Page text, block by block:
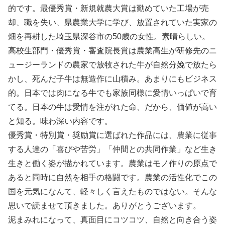
的です。最優秀賞・新規就農大賞は勤めていた工場が売
却、職を失い、県農業大学に学び、放置されていた実家の
畑を再耕した埼玉県深谷市の50歳の女性。素晴らしい。
高校生部門・優秀賞・審査院長賞は農業高生が研修先のニ
ュージーランドの農家で放牧された牛が自然分娩で放たら
かし、死んだ子牛は無造作に山積み。あまりにもビジネス
的。日本では肉になる牛でも家族同様に愛情いっぱいで育
てる。日本の牛は愛情を注がれた命、だから、価値が高い
と知る。味わ深い内容です。
優秀賞・特別賞・奨励賞に選ばれた作品には、農業に従事
する人達の「喜びや苦労」「仲間との共同作業」など生き
生きと働く姿が描かれています。農業はモノ作りの原点で
あると同時に自然を相手の格闘です。農業の活性化でこの
国を元気になんて、軽々しく言えたものではない。そんな
思いで読ませて頂きました。ありがとうございます。
泥まみれになって、真面目にコツコツ、自然と向き合う姿